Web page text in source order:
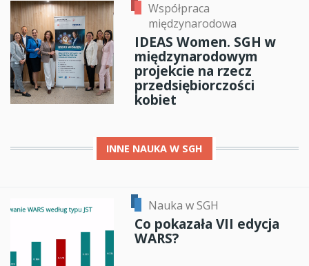
Współpraca
międzynarodowa
IDEAS Women. SGH w
międzynarodowym
projekcie na rzecz
przedsiębiorczości
kobiet
INNE NAUKA W SGH
Nauka w SGH
Co pokazała VII edycja
WARS?